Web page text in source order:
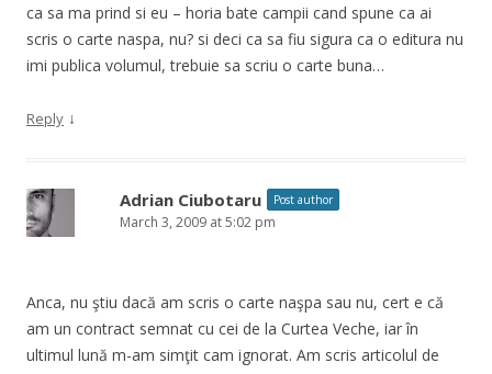
ca sa ma prind si eu – horia bate campii cand spune ca ai
scris o carte naspa, nu? si deci ca sa fiu sigura ca o editura nu
imi publica volumul, trebuie sa scriu o carte buna…
Reply ↓
Adrian Ciubotaru Post author
March 3, 2009 at 5:02 pm
Anca, nu ştiu dacă am scris o carte naşpa sau nu, cert e că
am un contract semnat cu cei de la Curtea Veche, iar în
ultimul lună m-am simţit cam ignorat. Am scris articolul de